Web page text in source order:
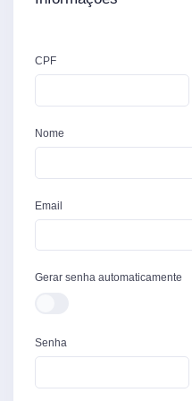
CPF
Nome
Email
Gerar senha automaticamente
Senha